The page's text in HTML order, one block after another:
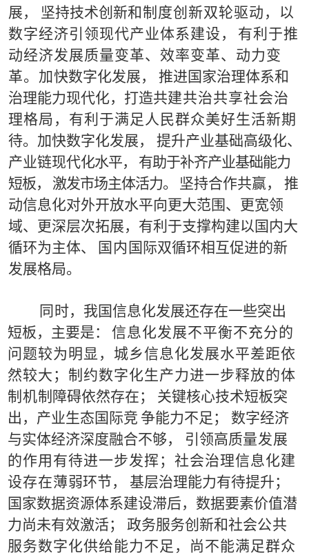
展，
坚持技术创新和制度创新双轮驱动，以
数字经济引领现代产业体系建设 ，
有利于推
动经济发展质量变革、效率变革、动力变
革。加快数字化发展， 推进国家治理体系和
治理能力现代化，打造共建共治共享社会治
理格局，有利于满足人民群众美好生活新期
待。加快数字化发展， 提升产业基础高级化、
产业链现代化水平， 有助于补齐产业基础能力
短板， 激发市场主体活力。 坚持合作共赢， 推
动信息化对外开放水平向更大范围、更宽领
域、更深层次拓展，有利于支撑构建以国内大
循环为主体、
国 内 国际双循环相互促进的新
发展格局。
同 时，我国信息化发展还存在一些突出
短板，主要是：
信息化发展不平衡不充分的
问题较为明显，城乡信息化发展水平差距依
然较大；制约数字化生产力进一步释放的体
制机制 障碍依然存在；
关键核心技术短板突
出，产业生态国际竞 争能力不足；
数字经济
与实体经济深度融合不够，
引领高质量发展
的作用有待进一步发挥；社会治理信息化建
设存在薄弱环节， 基层治理能力有待提升；
国家数据资源体系建设滞后，数据要素价值潜
力尚未有效激活；
政务服务创新和社会公共
服务数字化供给能力不足，尚不能满足群众